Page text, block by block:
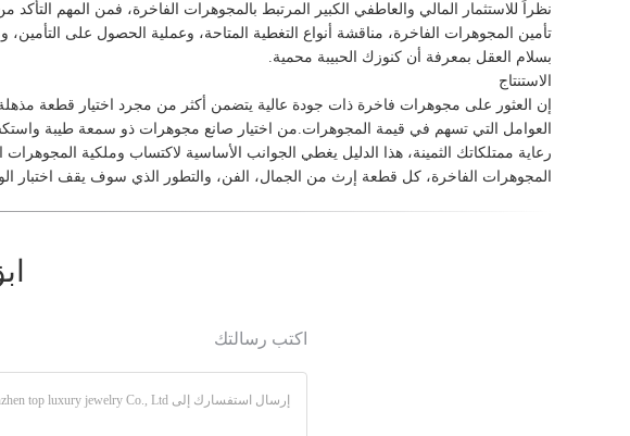
نظراً للاستثمار المالي والعاطفي الكبير المرتبط بالمجوهرات الفاخرة، فمن المهم
تأمين المجوهرات الفاخرة، مناقشة أنواع التغطية المتاحة، وعملية الحصول على
بسلام العقل بمعرفة أن كنوزك الحبيبة محمية.
الاستنتاج
إن العثور على مجوهرات فاخرة ذات جودة عالية يتضمن أكثر من مجرد اختيار قطعة مذهلة
العوامل التي تسهم في قيمة المجوهرات.من اختيار صانع مجوهرات ذو سمعة طيبة
رعاية ممتلكاتك الثمينة، هذا الدليل يغطي الجوانب الأساسية لاكتساب وملكية
المجوهرات الفاخرة، كل قطعة إرث من الجمال، الفن، والتطور الذي سوف يقف اختبار
اكتب رسالتك